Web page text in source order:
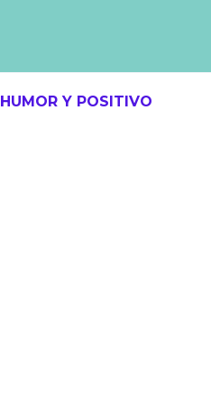
HUMOR Y POSITIVO